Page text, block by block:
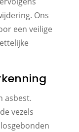
Ons
een veilige
asbest.
vezels